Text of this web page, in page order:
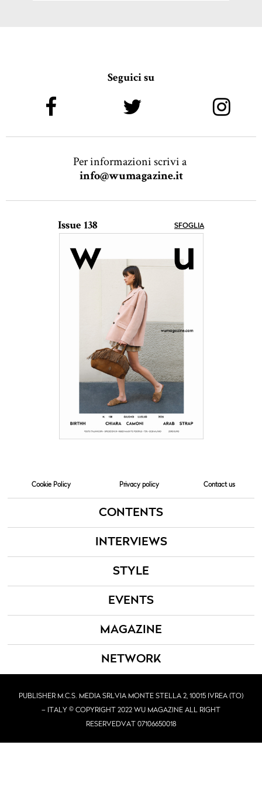
Seguici su
Per informazioni scrivi a
info@wumagazine.it
Issue 138 SFOGLIA
Cookie Policy Privacy policy Contact us
CONTENTS
INTERVIEWS
STYLE
EVENTS
MAGAZINE
NETWORK
PUBLISHER M.C.S. MEDIA SRL VIA MONTE STELLA 2, 10015 IVREA (TO)
– ITALY © COPYRIGHT 2022 WU MAGAZINE ALL RIGHT
RESERVEDVAT 07106650018